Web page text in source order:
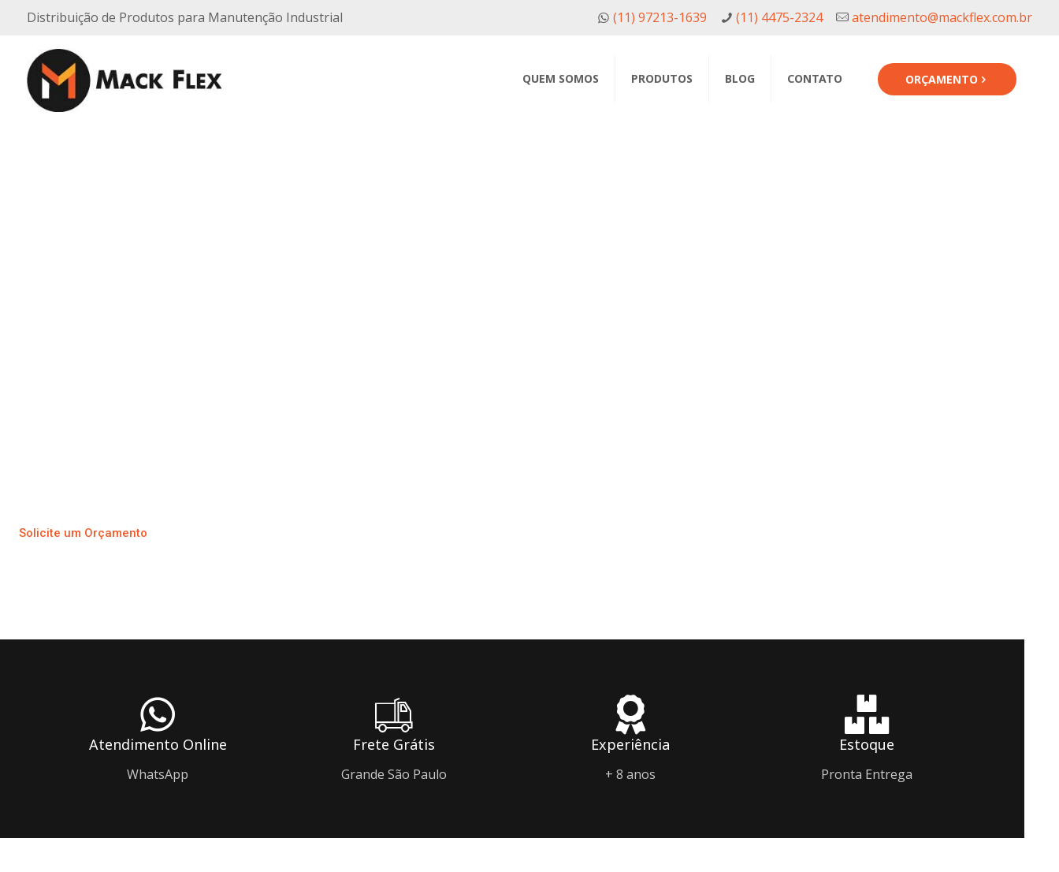
Distribuição de Produtos para Manutenção Industrial (11) 97213-1639 (11) 4475-2324 atendimento@mackflex.com.br
QUEM SOMOS PRODUTOS BLOG CONTATO ORÇAMENTO
Solicite um Orçamento
Atendimento Online
WhatsApp
Frete Grátis
Grande São Paulo
Experiência
+ 8 anos
Estoque
Pronta Entrega